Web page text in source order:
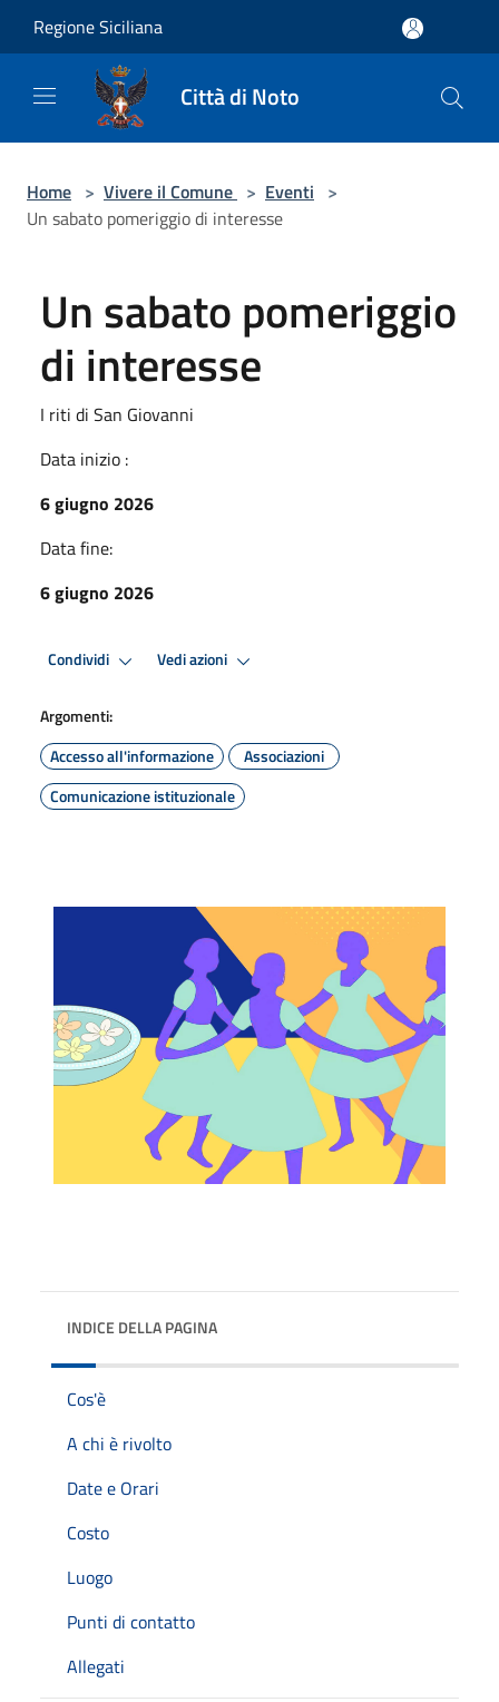
Regione Siciliana
Città di Noto
Home > Vivere il Comune > Eventi >
Un sabato pomeriggio di interesse
Un sabato pomeriggio
di interesse
I riti di San Giovanni
Data inizio :
6 giugno 2026
Data fine:
6 giugno 2026
Condividi Vedi azioni
Argomenti:
Accesso all'informazione
Associazioni
Comunicazione istituzionale
INDICE DELLA PAGINA
Cos'è
A chi è rivolto
Date e Orari
Costo
Luogo
Punti di contatto
Allegati